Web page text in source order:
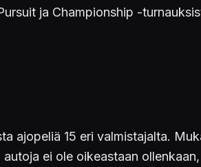
ja Championship -
ajopeliä 15 eri valmistajalta.
ei ole oikeastaan